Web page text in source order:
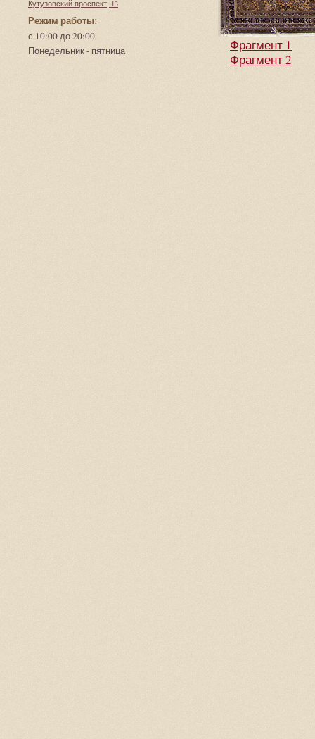
Кутузовский проспект, 13
Режим работы:
с 10:00 до 20:00
Понедельник - пятница
Фрагмент 1
Фрагмент 2